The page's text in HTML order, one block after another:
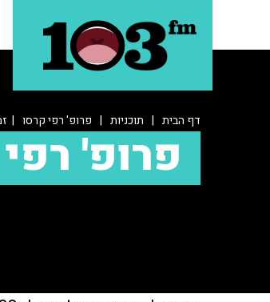
דף הבית | תוכניות | פרופ' רפי קרסו |
פרופ'